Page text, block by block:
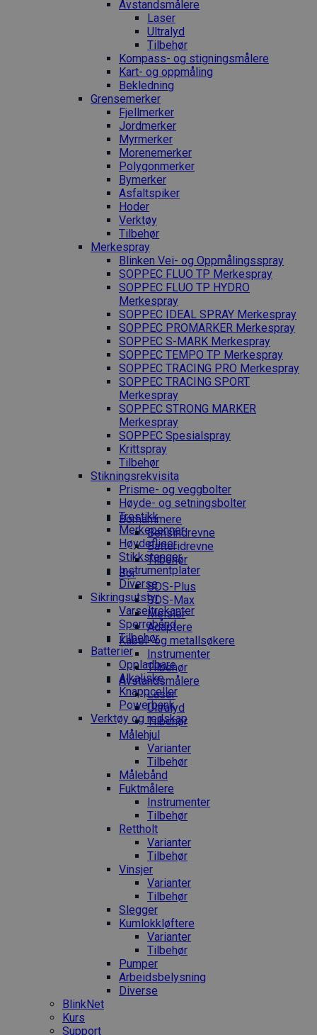
Avstandsmålere
Laser
Ultralyd
Tilbehør
Kompass- og stigningsmålere
Kart- og oppmåling
Bekledning
Grense­merker
Fjellmerker
Jordmerker
Myrmerker
Morenemerker
Polygonmerker
Bymerker
Asfaltspiker
Hoder
Verktøy
Tilbehør
Merkespray
Blinken Vei- og Oppmålingsspray
SOPPEC FLUO TP Merkespray
SOPPEC FLUO TP HYDRO
Merkespray
SOPPEC IDEAL SPRAY Merkespray
SOPPEC PROMARKER Merkespray
SOPPEC S-MARK Merkespray
SOPPEC TEMPO TP Merkespray
SOPPEC TRACING PRO Merkespray
SOPPEC TRACING SPORT
Merkespray
SOPPEC STRONG MARKER
Merkespray
SOPPEC Spesialspray
Krittspray
Tilbehør
Stikningsrekvisita
Prisme- og veggbolter
Høyde- og setningsbolter
Trestikk
Merkepenner
Høydefliser
Stikkstenger
Instrumentplater
Diverse
Sikringsutstyr
Varseltrekanter
Sperrebånd
Tilbehør
Batterier
Oppladbare
Alkaliske
Knappceller
Powerbank
Verktøy og redskap
Borhammere
Bensindrevne
Batteridrevne
Tilbehør
Bor
SDS-Plus
SDS-Max
Meisler
Adaptere
Kabel- og metallsøkere
Instrumenter
Tilbehør
Avstandsmålere
Laser
Ultralyd
Tilbehør
Målehjul
Varianter
Tilbehør
Målebånd
Fuktmålere
Instrumenter
Tilbehør
Rettholt
Varianter
Tilbehør
Vinsjer
Varianter
Tilbehør
Slegger
Kumlokkløftere
Varianter
Tilbehør
Pumper
Arbeidsbelysning
Diverse
BlinkNet
Kurs
Support